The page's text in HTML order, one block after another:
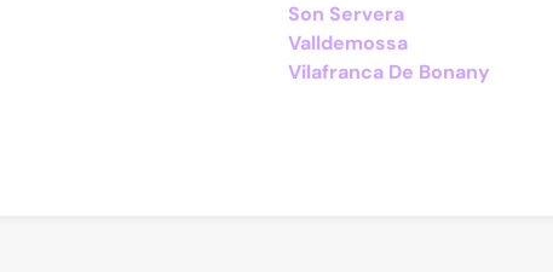
Son Servera
Valldemossa
Vilafranca De Bonany